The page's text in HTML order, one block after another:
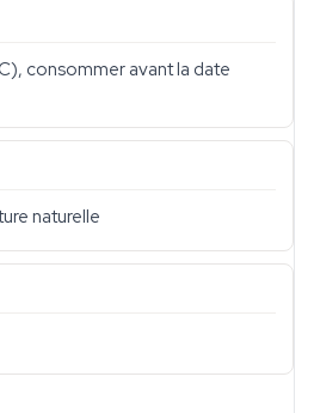
consommer avant la date
naturelle